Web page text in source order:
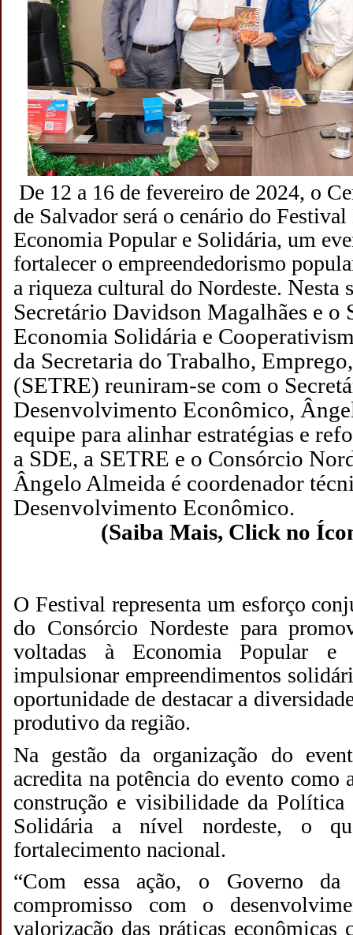
De 12 a 16 de fevereiro de 2024, o
de Salvador será o cenário do
Economia Popular e Solidária, um
fortalecer o empreendedorismo
a riqueza cultural do Nordeste. Nesta
Secretário Davidson Magalhães e o
Economia Solidária e
da Secretaria do Trabalho,
(SETRE) reuniram-se com o
Desenvolvimento Econômico,
equipe para alinhar estratégias e
a SDE, a SETRE e o Consórcio
Ângelo Almeida é coordenador
Desenvolvimento Econômico.
(Saiba Mais, Click no
O Festival representa um esforço
do Consórcio Nordeste para
voltadas à Economia Popular
impulsionar empreendimentos
oportunidade de destacar a
produtivo da região.
Na gestão da organização do
acredita na potência do evento como
construção e visibilidade da
Solidária a nível nordeste, o
fortalecimento nacional.
“Com essa ação, o Governo da
compromisso com o
valorização das práticas econômicas